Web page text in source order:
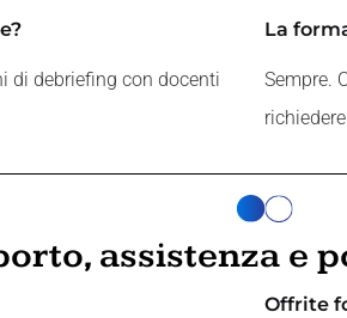
di debriefing con docenti
La
Sempre.
assistenza e
Offrite